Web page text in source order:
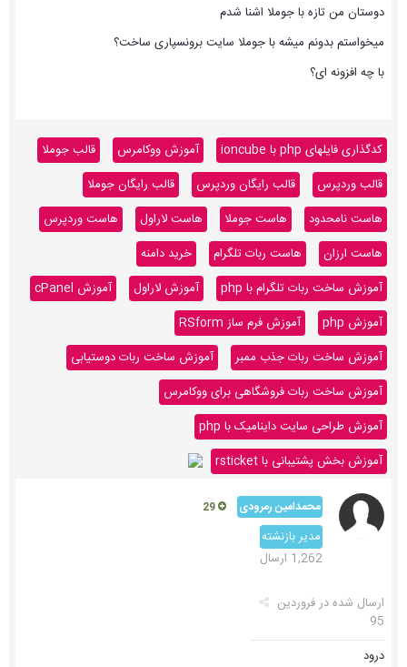
دوستان من تازه با جوملا اشنا شدم
میخواستم بدونم میشه با جوملا سایت برونسپاری ساخت؟
با چه افزونه ای؟
کدگذاری فایلهای php با ioncube آموزش ووکامرس
قالب جوملا
قالب وردپرس
قالب رایگان وردپرس
قالب رایگان جوملا
هاست نامحدود
هاست جوملا هاست لاراول
هاست وردپرس
هاست ارزان
هاست ربات تلگرام
خرید دامنه
آموزش ساخت ربات تلگرام با php
آموزش لاراول
آموزش cPanel
آموزش php
آموزش فرم ساز RSform
آموزش ساخت ربات جذب ممبر
آموزش ساخت ربات دوستیابی
آموزش ساخت ربات فروشگاهی برای ووکامرس
آموزش طراحی سایت داینامیک با php
آموزش بخش پشتیبانی با rsticket
محمدامین رمرودی
مدیر بازنشته
1,262 ارسال
ارسال شده درفروردین
95
درود